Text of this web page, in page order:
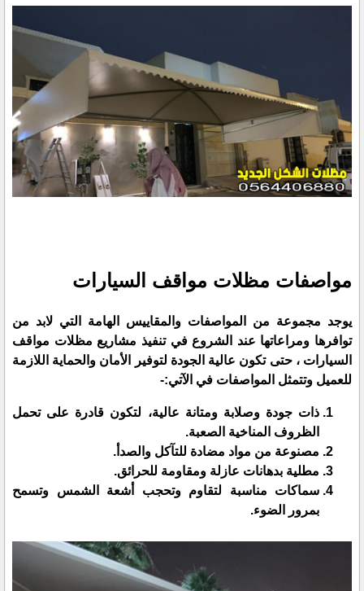
مواصفات مظلات مواقف السيارات
يوجد مجموعة من المواصفات والمقاييس الهامة التي لابد من
توافرها ومراعاتها عند الشروع في تنفيذ مشاريع مظلات مواقف
السيارات ، حتى تكون عالية الجودة لتوفير الأمان والحماية اللازمة
للعميل وتتمثل المواصفات في الآتي:-
ذات جودة وصلابة ومتانة عالية، لتكون قادرة على تحمل
الظروف المناخية الصعبة.
مصنوعة من مواد مضادة للتآكل والصدأ.
مطلية بدهانات عازلة ومقاومة للحرائق.
سماكات مناسبة لتقاوم وتحجب أشعة الشمس وتسمح
بمرور الضوء.